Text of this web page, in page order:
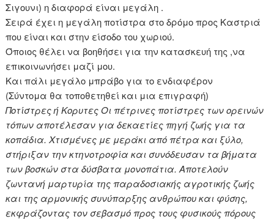
Σιγουνι) η διαφορά είναι μεγάλη .
Σειρά έχει η μεγάλη ποτίστρα στο δρόμο προς Καστριά
που είναι και στην είσοδο του χωριού.
Όποιος θέλει να βοηθήσει για την κατασκευή της ,να
επικοινωνήσει μαζί μου.
Και πάλι μεγάλο μπράβο για το ενδιαφέρον
(Σύντομα θα τοποθετηθεί και μια επιγραφή)
Ποτίστρες ή Κορυτες Οι πέτρινες ποτίστρες των ορεινών
τόπων αποτέλεσαν για δεκαετίες πηγή ζωής για τα
κοπάδια. Χτισμένες με μεράκι από πέτρα και ξύλο,
στήριξαν την κτηνοτροφία και συνόδευσαν τα βήματα
των βοσκών στα δύσβατα μονοπάτια. Αποτελούν
ζωντανή μαρτυρία της παραδοσιακής αγροτικής ζωής
και της αρμονικής συνύπαρξης ανθρώπου και φύσης,
εκφράζοντας τον σεβασμό προς τους φυσικούς πόρους